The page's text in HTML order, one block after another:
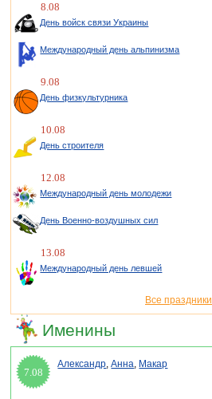
8.08
День войск связи Украины
Международный день альпинизма
9.08
День физкультурника
10.08
День строителя
12.08
Международный день молодежи
День Военно-воздушных сил
13.08
Международный день левшей
Все праздники
Именины
7.08
Александр,Анна, Макар